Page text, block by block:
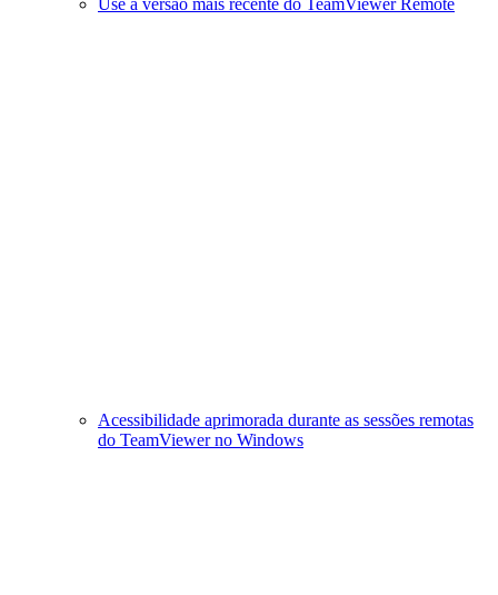
Use a versão mais recente do TeamViewer Remote
Acessibilidade aprimorada durante as sessões remotas
do TeamViewer no Windows